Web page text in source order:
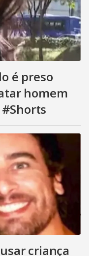
é preso
homem
#Shorts
criança